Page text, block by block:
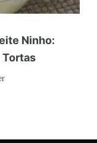
Ninho:
Tortas